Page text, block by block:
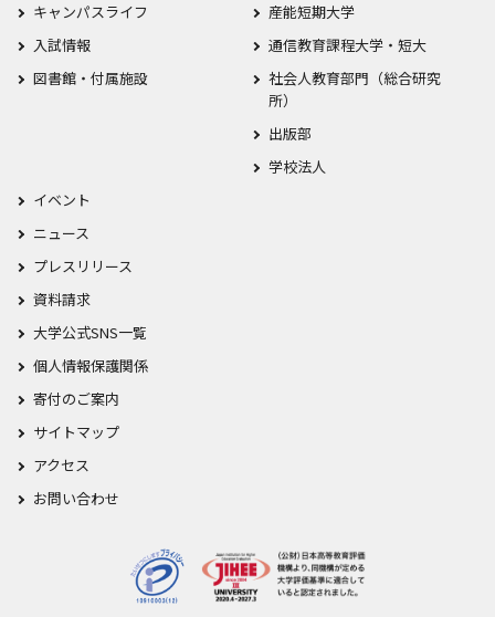
キャンパスライフ
入試情報
図書館・付属施設
産能短期大学
通信教育課程大学・短大
社会人教育部門（総合研究
所）
出版部
学校法人
イベント
ニュース
プレスリリース
資料請求
大学公式SNS一覧
個人情報保護関係
寄付のご案内
サイトマップ
アクセス
お問い合わせ